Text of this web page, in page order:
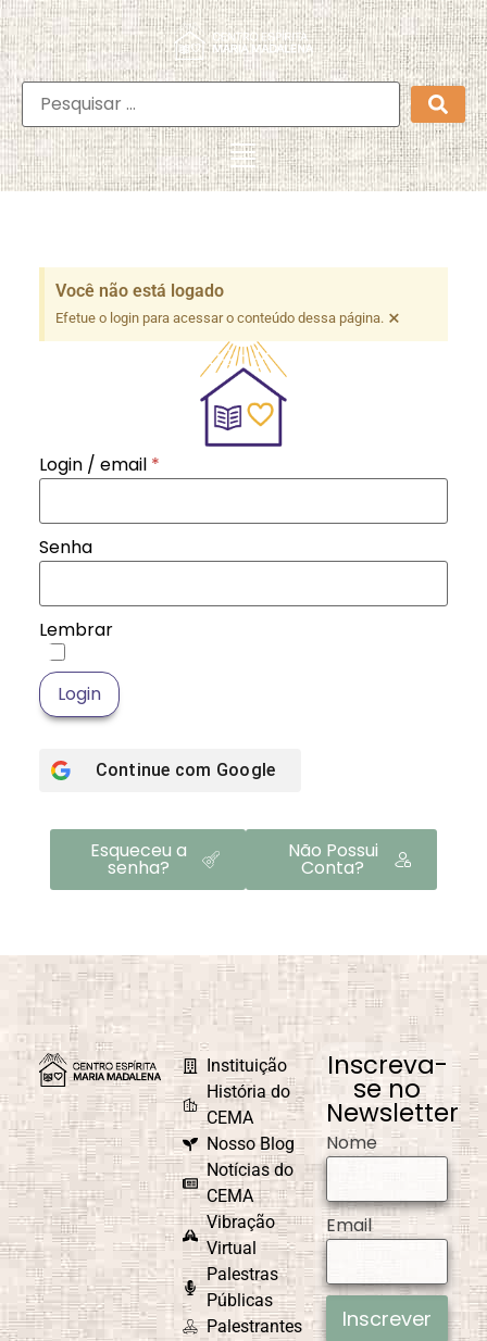
Você não está logado
Efetue o login para acessar o conteúdo dessa página. ×
Login / email *
Senha
Lembrar
Login
Continue com Google
Esqueceu a
senha?
Não Possui
Conta?
Instituição
História do
CEMA
Nosso Blog
Notícias do
CEMA
Vibração
Virtual
Palestras
Públicas
Palestrantes
Inscreva-
se no
Newsletter
Nome
Email
Inscrever